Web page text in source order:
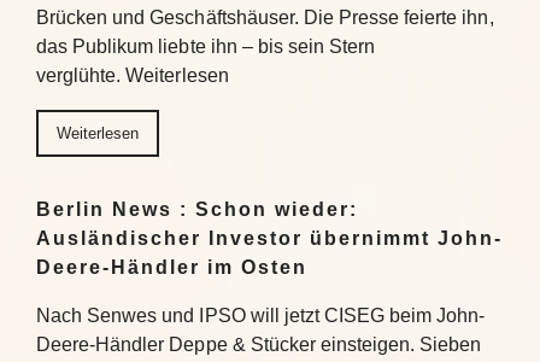
Brücken und Geschäftshäuser. Die Presse feierte ihn,
das Publikum liebte ihn – bis sein Stern
verglühte. Weiterlesen
Weiterlesen
Berlin News : Schon wieder:
Ausländischer Investor übernimmt John-
Deere-Händler im Osten
Nach Senwes und IPSO will jetzt CISEG beim John-
Deere-Händler Deppe & Stücker einsteigen. Sieben